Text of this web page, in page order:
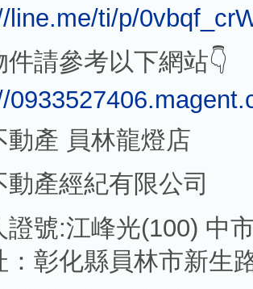
line.me/ti/p/
件請參考以下網站👇
動產 員林龍燈店
動產經紀有限公司
證號:江峰光(100) 中
：彰化縣員林市新生